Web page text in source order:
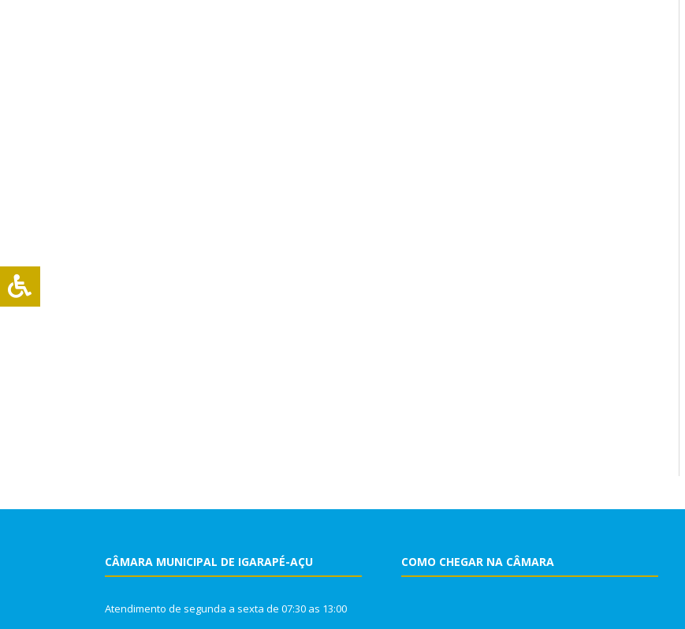
CÂMARA MUNICIPAL DE IGARAPÉ-AÇU
Atendimento de segunda a sexta de 07:30 as 13:00
COMO CHEGAR NA CÂMARA